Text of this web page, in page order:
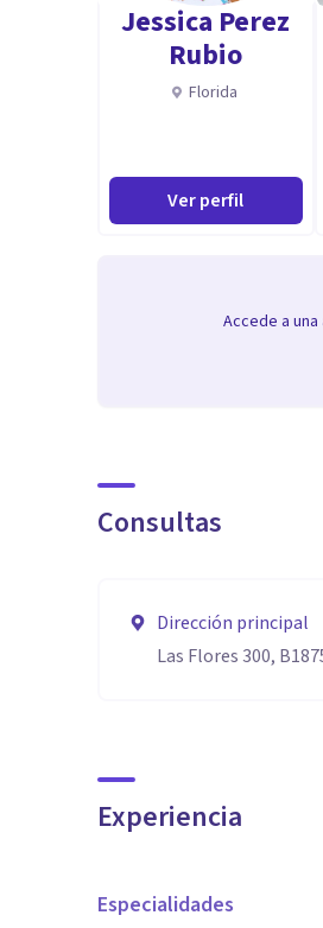
Jessica Perez
Rubio
Florida
Ver perfil
Accede a
Consultas
Dirección principal
Las Flores 300,
Experiencia
Especialidades